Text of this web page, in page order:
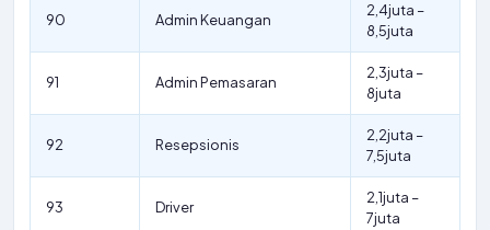
90 Admin Keuangan
2,4juta –
8,5juta
91 Admin Pemasaran
2,3juta –
8juta
92 Resepsionis
2,2juta –
7,5juta
93 Driver
2,1juta –
7juta